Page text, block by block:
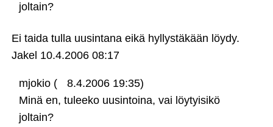
joltain?
Ei taida tulla uusintana eikä hyllystäkään löydy.
Jakel 10.4.2006 08:17
mjokio (
8.4.2006 19:35)
Minä en, tuleeko uusintoina, vai löytyisikö
joltain?